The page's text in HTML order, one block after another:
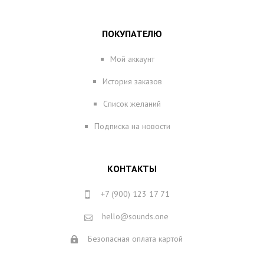
ПОКУПАТЕЛЮ
Мой аккаунт
История заказов
Список желаний
Подписка на новости
КОНТАКТЫ
+7 (900) 123 17 71
hello@sounds.one
Безопасная оплата картой